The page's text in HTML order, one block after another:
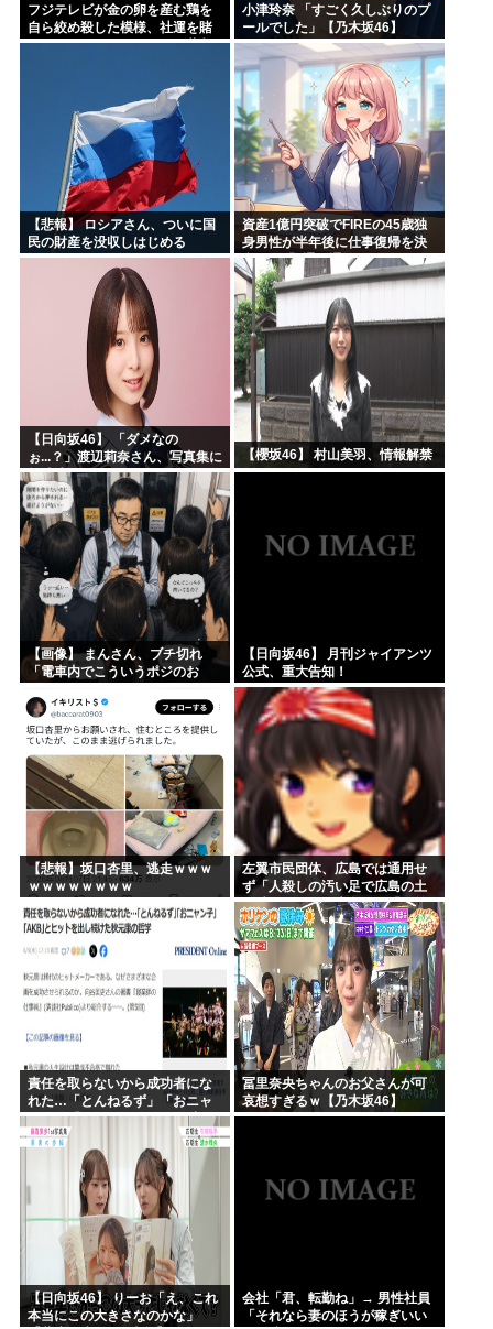
フジテレビが金の卵を産む鶏を
自ら絞め殺した模様、社運を賭
けたドル箱コンテンツが御蔵入
小津玲奈 「すごく久しぶりのプ
ールでした」【乃木坂46】
【悲報】 ロシアさん、ついに国
民の財産を没収しはじめる
資産1億円突破でFIREの45歳独
身男性が半年後に仕事復帰を決
意した「1通の通知」
【日向坂46】 「ダメなの
ぉ...？」渡辺莉奈さん、写真集に
興味津々
【櫻坂46】 村山美羽、情報解禁
【画像】 まんさん、ブチ切れ
「電車内でこういうポジのお
【日向坂46】 月刊ジャイアンツ
公式、重大告知！
【悲報】坂口杏里、逃走ｗｗｗ
ｗｗｗｗｗｗｗｗ
左翼市民団体、広島では通用せ
ず「人殺しの汚い足で広島の土
を踏むな！」→広島県民「お前
らの方が汚いんじゃ！」「ワシ
らが広島県民じゃ」
責任を取らないから成功者にな
れた…「とんねるず」「おニャ
ン子」「AKB」とヒットを出し
続けた秋元康の哲学！！！
冨里奈央ちゃんのお父さんが可
哀想すぎるｗ【乃木坂46】
【日向坂46】 りーお「え、これ
本当にこの大きさなのかな」
会社「君、転勤ね」→ 男性社員
「それなら妻のほうが稼ぎいい